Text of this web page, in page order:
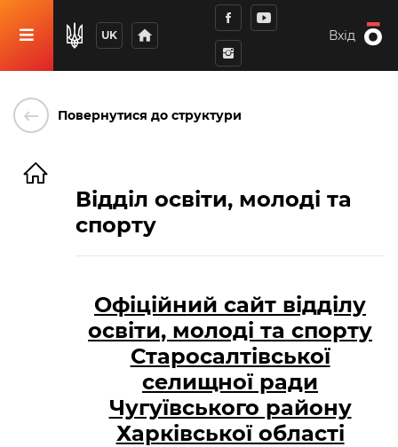
UK home Вхід
keyboard_backspace Повернутися до структури
Відділ освіти, молоді та
спорту
Офіційний сайт відділу
освіти, молоді та спорту
Старосалтівської
селищної ради
Чугуївського району
Харківської області